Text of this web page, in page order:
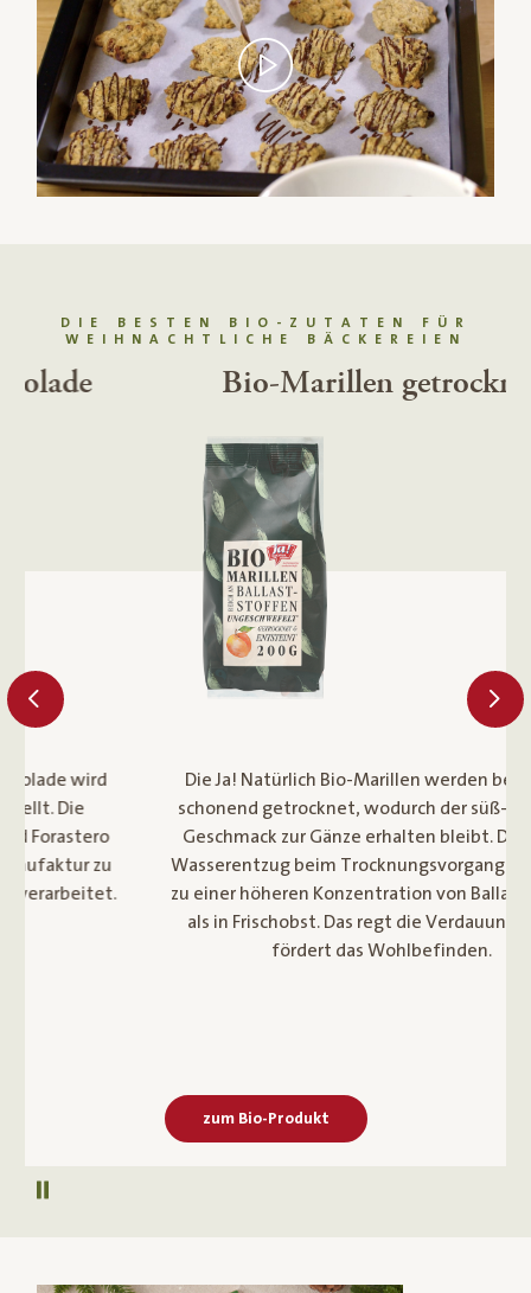
Autoplay pausieren
DIE BESTEN BIO-ZUTATEN FÜR
WEIHNACHTLICHE BÄCKEREIEN
Bio-Marillen getrocknet
Die Ja! Natürlich Bio-Marillen werden besonders
schonend getrocknet, wodurch der süß-fruchtige
Geschmack zur Gänze erhalten bleibt. Durch den
Wasserentzug beim Trocknungsvorgang kommt es
zu einer höheren Konzentration von Ballaststoffen
als in Frischobst. Das regt die Verdauung an und
fördert das Wohlbefinden.
zum Bio-Produkt